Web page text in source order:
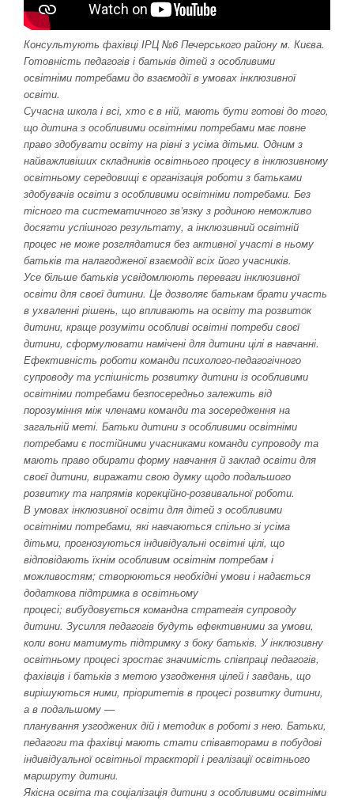
Консультують фахівці ІРЦ №6 Печерського району м. Києва.
Готовність педагогів і батьків дітей з особливими
освітніми потребами до взаємодії в умовах інклюзивної
освіти.
Сучасна школа і всі, хто є в ній, мають бути готові до того,
що дитина з особливими освітніми потребами має повне
право здобувати освіту на рівні з усіма дітьми. Одним з
найважливіших складників освітнього процесу в інклюзивному
освітньому середовищі є організація роботи з батьками
здобувачів освіти з особливими освітніми потребами. Без
тісного та систематичного зв’язку з родиною неможливо
досягти успішного результату, а інклюзивний освітній
процес не може розглядатися без активної участі в ньому
батьків та налагодженої взаємодії всіх його учасників.
Усе більше батьків усвідомлюють переваги інклюзивної
освіти для своєї дитини. Це дозволяє батькам брати участь
в ухваленні рішень, що впливають на освіту та розвиток
дитини, краще розуміти особливі освітні потреби своєї
дитини, сформулювати намічені для дитини цілі в навчанні.
Ефективність роботи команди психолого-педагогічного
супроводу та успішність розвитку дитини із особливими
освітніми потребами безпосередньо залежить від
порозуміння між членами команди та зосередження на
загальній меті. Батьки дитини з особливими освітніми
потребами є постійними учасниками команди супроводу та
мають право обирати форму навчання й заклад освіти для
своєї дитини, виражати свою думку щодо подальшого
розвитку та напрямів корекційно-розвивальної роботи.
В умовах інклюзивної освіти для дітей з особливими
освітніми потребами, які навчаються спільно зі усіма
дітьми, прогнозуються індивідуальні освітні цілі, що
відповідають їхнім особливим освітнім потребам і
можливостям; створюються необхідні умови і надається
додаткова підтримка в освітньому
процесі; вибудовується командна стратегія супроводу
дитини. Зусилля педагогів будуть ефективними за умови,
коли вони матимуть підтримку з боку батьків. У інклюзивну
освітньому процесі зростає значимість співпраці педагогів,
фахівців і батьків з метою узгодження цілей і завдань, що
вирішуються ними, пріоритетів в процесі розвитку дитини,
а в подальшому —
планування узгоджених дій і методик в роботі з нею. Батьки,
педагоги та фахівці мають стати співавторами в побудові
індивідуальної освітньої траєкторії і реалізації освітнього
маршруту дитини.
Якісна освіта та соціалізація дитини з особливими освітніми